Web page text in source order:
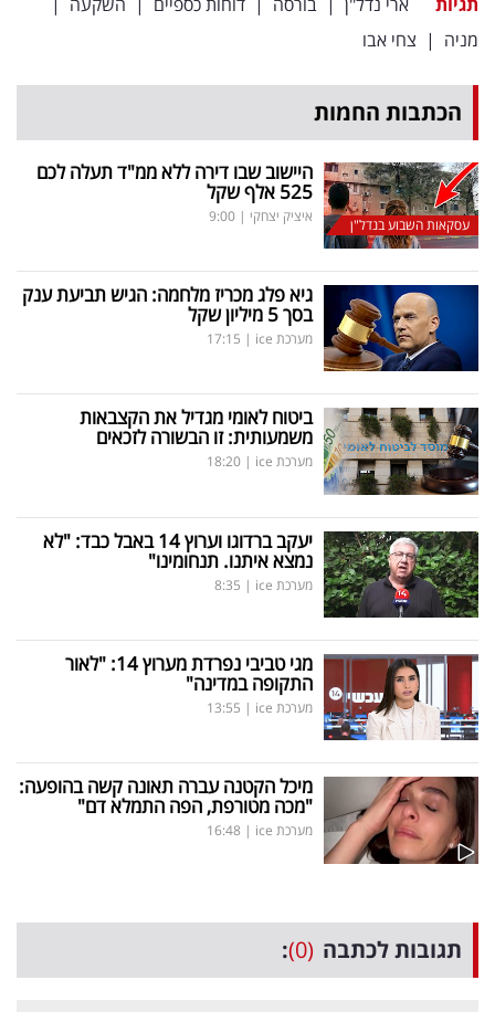
מניה | צחי אבו
הכתבות החמות
עסקאות השבוע בנדל"ן
היישוב שבו דירה ללא ממ"ד תעלה לכם
525 אלף שקל
איציק יצחקי |
9:00
גיא פלג מכריז מלחמה: הגיש תביעת ענק
בסך 5 מיליון שקל
מערכת ice |
17:15
ביטוח לאומי מגדיל את הקצבאות
משמעותית: זו הבשורה לזכאים
מערכת ice |
18:20
יעקב ברדוגו וערוץ 14 באבל כבד: "לא
נמצא איתנו. תנחומינו"
מערכת ice |
8:35
מגי טביבי נפרדת מערוץ 14: "לאור
התקופה במדינה"
מערכת ice |
13:55
מיכל הקטנה עברה תאונה קשה בהופעה:
"מכה מטורפת, הפה התמלא דם"
מערכת ice |
16:48
תגובות לכתבה (0)
: